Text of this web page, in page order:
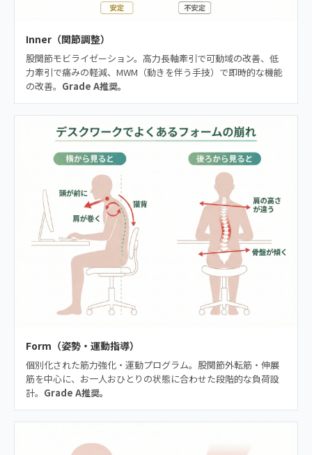
Inner（関節調整）
股関節モビライゼーション。高力長軸牽引で可動域の改善、低
力牽引で痛みの軽減、MWM（動きを伴う手技）で即時的な機能
の改善。 Grade A推奨。
Form（姿勢・運動指導）
個別化された筋力強化・運動プログラム。股関節外転筋・伸展
筋を中心に、お一人おひとりの状態に合わせた段階的な負荷設
計。 Grade A推奨。